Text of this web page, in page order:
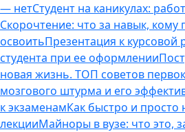
— нетСтудент на каникулах:
Скорочтение: что за навык, кому
освоитьПрезентация к курсовой
студента при ее оформлении
новая жизнь. ТОП советов
мозгового штурма и его
к экзаменамКак быстро и просто
лекцииМайноры в вузе: что это,